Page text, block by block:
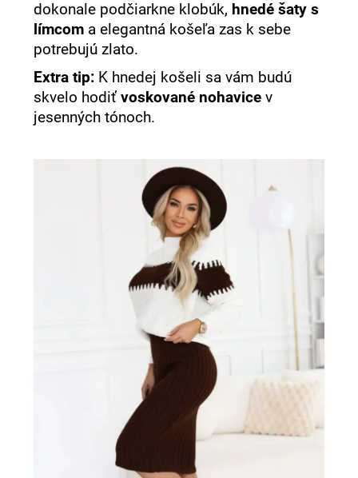
dokonale podčiarkne klobúk, hnedé šaty s
límcom a elegantná košeľa zas k sebe
potrebujú zlato.
Extra tip: K hnedej košeli sa vám budú
skvelo hodiť voskované nohavicev
jesenných tónoch.